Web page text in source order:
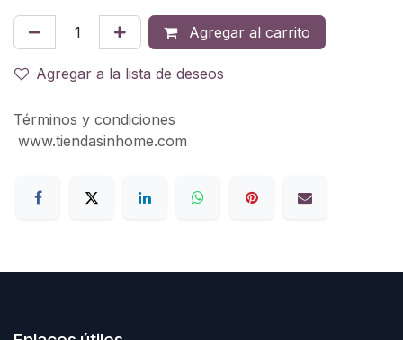
Agregar al carrito
Agregar a la lista de deseos
Términos y condiciones
www.tiendasinhome.com